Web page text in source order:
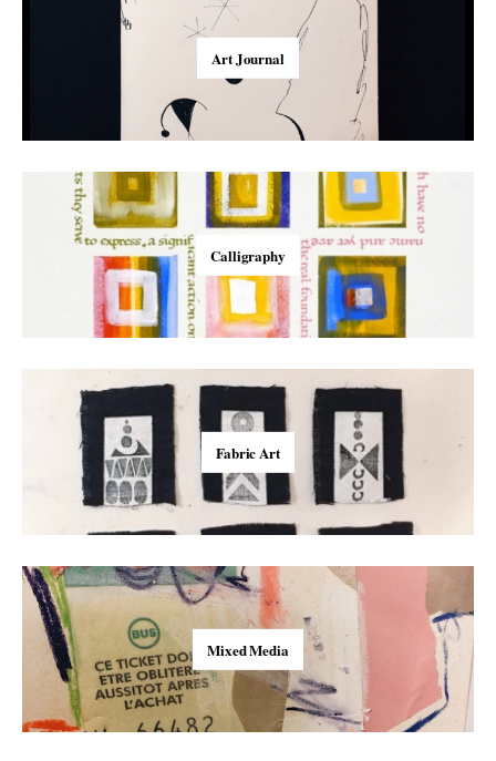
Art Journal
Calligraphy
Fabric Art
Mixed Media